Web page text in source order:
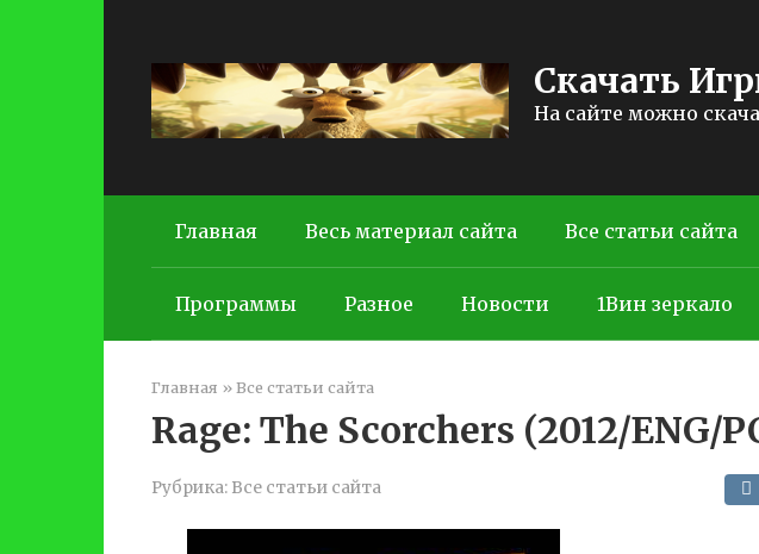
Скачать
На сайте можно
Главная Весь материал сайта Все статьи сайта
Программы Разное Новости 1Вин зеркало
Главная »Все статьи сайта
Rage: The Scorchers (2012/ENG/
Рубрика: Все статьи сайта